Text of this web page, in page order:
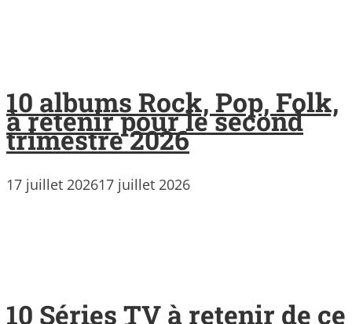
10 albums Rock, Pop, Folk,
à retenir pour le second
trimestre 2026
17 juillet 202617 juillet 2026
10 Séries TV à retenir de ce